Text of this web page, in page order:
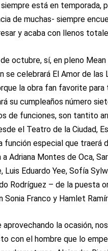
está en temporada,
de muchas- siempre
y acaba con llenos
octubre, sí, en pleno Mean
se celebrará El Amor de las
la obra fan favorite para
su cumpleaños número
de funciones, son tantito
el Teatro de la Ciudad,
función especial que traerá
a Adriana Montes de Oca,
Luis Eduardo Yee, Sofía
Rodríguez – de la puesta
Sonia Franco y Hamlet
aprovechando la ocasión,
con el hombre que lo